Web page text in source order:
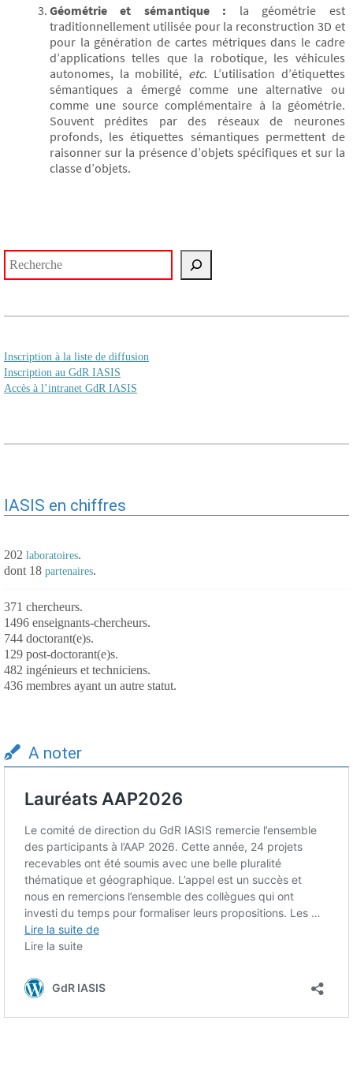
Géométrie et sémantique : la géométrie est
traditionnellement utilisée pour la reconstruction 3D et
pour la génération de cartes métriques dans le cadre
d’applications telles que la robotique, les véhicules
autonomes, la mobilité, etc. L’utilisation d’étiquettes
sémantiques a émergé comme une alternative ou
comme une source complémentaire à la géométrie.
Souvent prédites par des réseaux de neurones
profonds, les étiquettes sémantiques permettent de
raisonner sur la présence d’objets spécifiques et sur la
classe d’objets.
Inscription à la liste de diffusion
Inscription au GdR IASIS
Accès à l’intranet GdR IASIS
IASIS en chiffres
202 laboratoires.
dont 18 partenaires.
371 chercheurs.
1496 enseignants-chercheurs.
744 doctorant(e)s.
129 post-doctorant(e)s.
482 ingénieurs et techniciens.
436 membres ayant un autre statut.
A noter